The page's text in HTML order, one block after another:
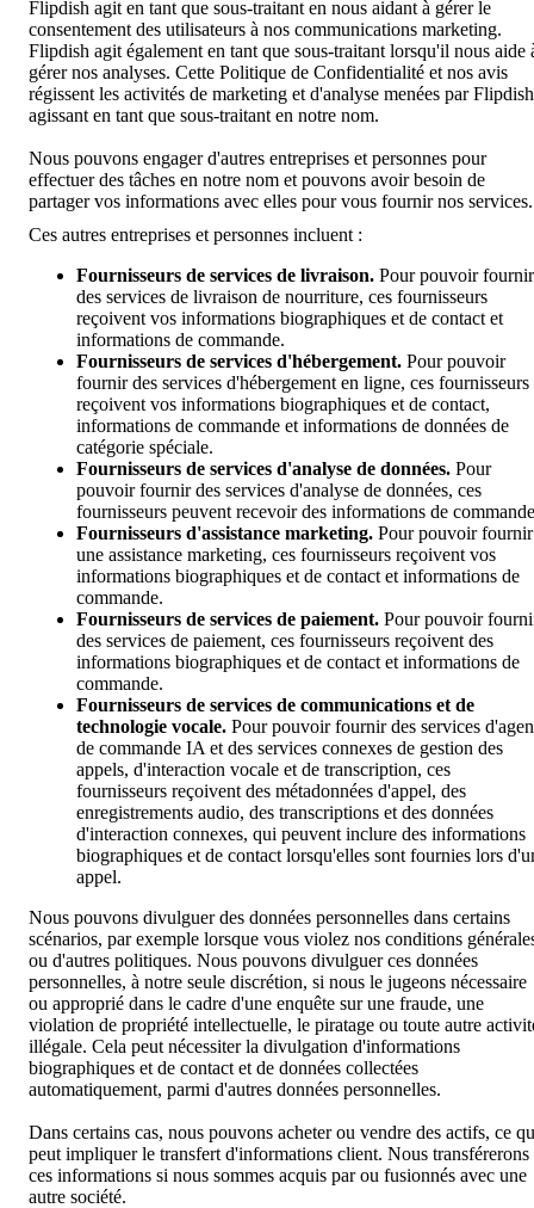
Flipdish agit en tant que sous-traitant en nous aidant à gérer le
consentement des utilisateurs à nos communications marketing.
Flipdish agit également en tant que sous-traitant lorsqu'il nous aide
gérer nos analyses. Cette Politique de Confidentialité et nos avis
régissent les activités de marketing et d'analyse menées par Flipdish
agissant en tant que sous-traitant en notre nom.
Nous pouvons engager d'autres entreprises et personnes pour
effectuer des tâches en notre nom et pouvons avoir besoin de
partager vos informations avec elles pour vous fournir nos services.
Ces autres entreprises et personnes incluent :
Fournisseurs de services de livraison. Pour pouvoir fournir
des services de livraison de nourriture, ces fournisseurs
reçoivent vos informations biographiques et de contact et
informations de commande.
Fournisseurs de services d'hébergement. Pour pouvoir
fournir des services d'hébergement en ligne, ces fournisseurs
reçoivent vos informations biographiques et de contact,
informations de commande et informations de données de
catégorie spéciale.
Fournisseurs de services d'analyse de données. Pour
pouvoir fournir des services d'analyse de données, ces
fournisseurs peuvent recevoir des informations de
Fournisseurs d'assistance marketing. Pour pouvoir fournir
une assistance marketing, ces fournisseurs reçoivent vos
informations biographiques et de contact et informations de
commande.
Fournisseurs de services de paiement. Pour pouvoir
des services de paiement, ces fournisseurs reçoivent des
informations biographiques et de contact et informations de
commande.
Fournisseurs de services de communications et de
technologie vocale. Pour pouvoir fournir des services
de commande IA et des services connexes de gestion des
appels, d'interaction vocale et de transcription, ces
fournisseurs reçoivent des métadonnées d'appel, des
enregistrements audio, des transcriptions et des données
d'interaction connexes, qui peuvent inclure des informations
biographiques et de contact lorsqu'elles sont fournies lors
appel.
Nous pouvons divulguer des données personnelles dans certains
scénarios, par exemple lorsque vous violez nos conditions
ou d'autres politiques. Nous pouvons divulguer ces données
personnelles, à notre seule discrétion, si nous le jugeons nécessaire
ou approprié dans le cadre d'une enquête sur une fraude, une
violation de propriété intellectuelle, le piratage ou toute autre
illégale. Cela peut nécessiter la divulgation d'informations
biographiques et de contact et de données collectées
automatiquement, parmi d'autres données personnelles.
Dans certains cas, nous pouvons acheter ou vendre des actifs, ce
peut impliquer le transfert d'informations client. Nous transférerons
ces informations si nous sommes acquis par ou fusionnés avec une
autre société.